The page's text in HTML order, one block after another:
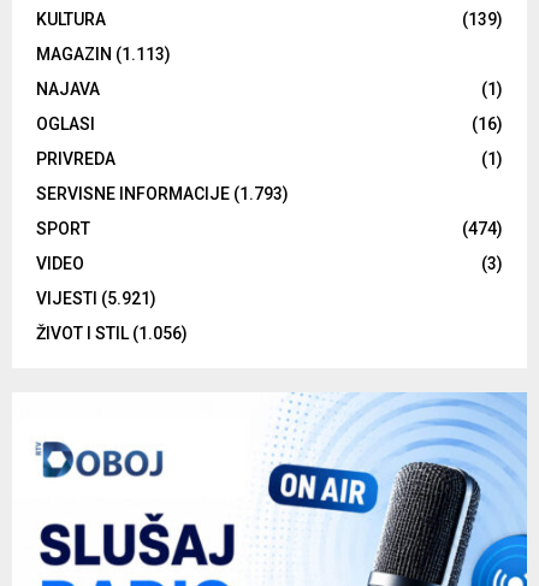
KULTURA
(139)
MAGAZIN (1.113)
NAJAVA
(1)
OGLASI
(16)
PRIVREDA
(1)
SERVISNE INFORMACIJE (1.793)
SPORT
(474)
VIDEO
(3)
VIJESTI (5.921)
ŽIVOT I STIL (1.056)